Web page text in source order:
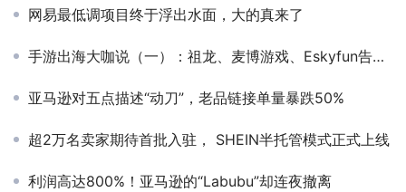
网易最低调项目终于浮出水面，大的真来了
手游出海大咖说（一）：祖龙、麦博游戏、Eskyfun告诉你出海前要做好什么准备
亚马逊对五点描述“动刀”，老品链接单量暴跌50%
超2万名卖家期待首批入驻， SHEIN半托管模式正式上线
利润高达800%！亚马逊的“Labubu”却连夜撤离